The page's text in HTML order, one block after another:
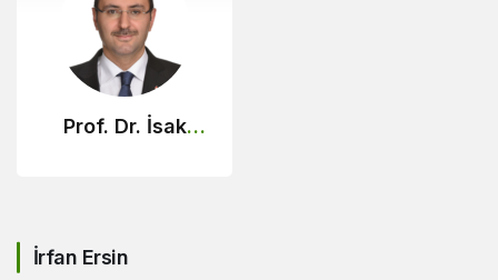
Prof. Dr. İsak
İrfan Ersin